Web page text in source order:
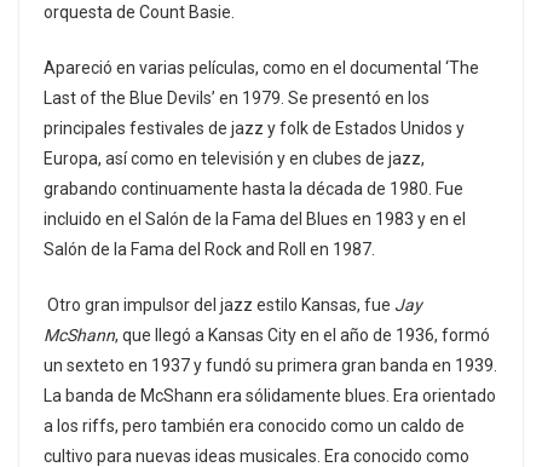
orquesta de Count Basie.
Apareció en varias películas, como en el documental ‘The
Last of the Blue Devils’ en 1979. Se presentó en los
principales festivales de jazz y folk de Estados Unidos y
Europa, así como en televisión y en clubes de jazz,
grabando continuamente hasta la década de 1980. Fue
incluido en el Salón de la Fama del Blues en 1983 y en el
Salón de la Fama del Rock and Roll en 1987.
Otro gran impulsor del jazz estilo Kansas, fue Jay
McShann, que llegó a Kansas City en el año de 1936, formó
un sexteto en 1937 y fundó su primera gran banda en 1939.
La banda de McShann era sólidamente blues. Era orientado
a los riffs, pero también era conocido como un caldo de
cultivo para nuevas ideas musicales. Era conocido como